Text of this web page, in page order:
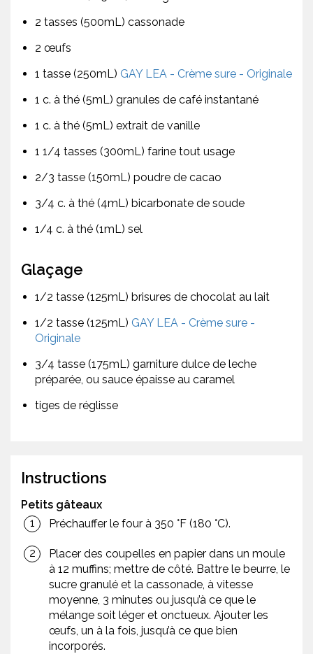
2 tasses (500mL) cassonade
2 œufs
1 tasse (250mL) GAY LEA - Crème sure - Originale
1 c. à thé (5mL) granules de café instantané
1 c. à thé (5mL) extrait de vanille
1 1/4 tasses (300mL) farine tout usage
2/3 tasse (150mL) poudre de cacao
3/4 c. à thé (4mL) bicarbonate de soude
1/4 c. à thé (1mL) sel
Glaçage
1/2 tasse (125mL) brisures de chocolat au lait
1/2 tasse (125mL) GAY LEA - Crème sure -
Originale
3/4 tasse (175mL) garniture dulce de leche
préparée, ou sauce épaisse au caramel
tiges de réglisse
Instructions
Petits gâteaux
Préchauffer le four à 350 °F (180 °C).
Placer des coupelles en papier dans un moule
à 12 muffins; mettre de côté. Battre le beurre, le
sucre granulé et la cassonade, à vitesse
moyenne, 3 minutes ou jusqu’à ce que le
mélange soit léger et onctueux. Ajouter les
œufs, un à la fois, jusqu’à ce que bien
incorporés.